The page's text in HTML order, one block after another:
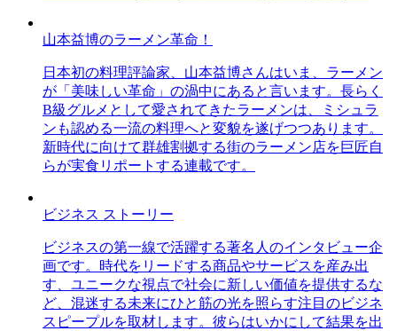
山本益博のラーメン革命！
日本初の料理評論家、山本益博さんはいま、ラーメン
が「美味しい革命」の渦中にあると言います。長らく
B級グルメとして愛されてきたラーメンは、ミシュラ
ンも認める一流の料理へと変貌を遂げつつあります。
新時代に向けて群雄割拠する街のラーメン店を巨匠自
らが実食リポートする連載です。
ビジネス ストーリー
ビジネスの第一線で活躍する著名人のインタビュー企
画です。時代をリードする商品やサービスを産み出
す、ユニークな視点で社会に新しい価値を提供するな
ど、混迷する未来にひと筋の光を照らす注目のビジネ
スピープルを取材します。彼らはいかにして結果を出